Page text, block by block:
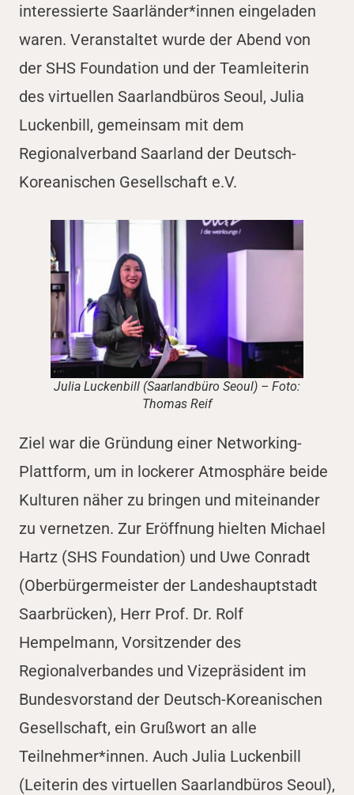
interessierte Saarländer*innen eingeladen
waren. Veranstaltet wurde der Abend von
der SHS Foundation und der Teamleiterin
des virtuellen Saarlandbüros Seoul, Julia
Luckenbill, gemeinsam mit dem
Regionalverband Saarland der Deutsch-
Koreanischen Gesellschaft e.V.
Julia Luckenbill (Saarlandbüro Seoul) – Foto:
Thomas Reif
Ziel war die Gründung einer Networking-
Plattform, um in lockerer Atmosphäre beide
Kulturen näher zu bringen und miteinander
zu vernetzen. Zur Eröffnung hielten Michael
Hartz (SHS Foundation) und Uwe Conradt
(Oberbürgermeister der Landeshauptstadt
Saarbrücken), Herr Prof. Dr. Rolf
Hempelmann, Vorsitzender des
Regionalverbandes und Vizepräsident im
Bundesvorstand der Deutsch-Koreanischen
Gesellschaft, ein Grußwort an alle
Teilnehmer*innen. Auch Julia Luckenbill
(Leiterin des virtuellen Saarlandbüros Seoul),